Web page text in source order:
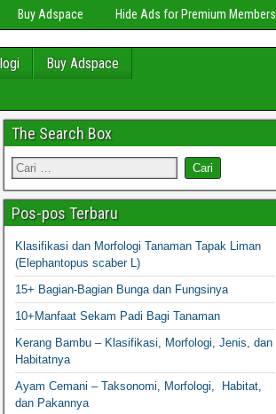
Buy Adspace Hide Ads for Premium Members
Buy Adspace
The Search Box
Pos-pos Terbaru
Klasifikasi dan Morfologi Tanaman Tapak Liman
(Elephantopus scaber L)
15+ Bagian-Bagian Bunga dan Fungsinya
10+Manfaat Sekam Padi Bagi Tanaman
Kerang Bambu – Klasifikasi, Morfologi, Jenis, dan
Habitatnya
Ayam Cemani – Taksonomi, Morfologi, Habitat,
dan Pakannya